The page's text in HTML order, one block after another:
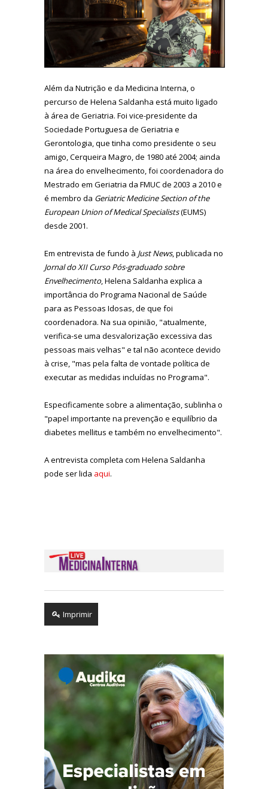
Além da Nutrição e da Medicina Interna, o
percurso de Helena Saldanha está muito ligado
à área de Geriatria. Foi vice-presidente da
Sociedade Portuguesa de Geriatria e
Gerontologia, que tinha como presidente o seu
amigo, Cerqueira Magro, de 1980 até 2004; ainda
na área do envelhecimento, foi coordenadora do
Mestrado em Geriatria da FMUC de 2003 a 2010 e
é membro da Geriatric Medicine Section of the
European Union of Medical Specialists(EUMS)
desde 2001.
Em entrevista de fundo à Just News, publicada no
Jornal do XII Curso Pós-graduado sobre
Envelhecimento, Helena Saldanha explica a
importância do Programa Nacional de Saúde
para as Pessoas Idosas, de que foi
coordenadora. Na sua opinião, "atualmente,
verifica-se uma desvalorização excessiva das
pessoas mais velhas" e tal não acontece devido
à crise, "mas pela falta de vontade política de
executar as medidas incluídas no Programa".
Especificamente sobre a alimentação, sublinha o
"papel importante na prevenção e equilíbrio da
diabetes mellitus e também no envelhecimento".
A entrevista completa com Helena Saldanha
pode ser lida aqui.
Imprimir